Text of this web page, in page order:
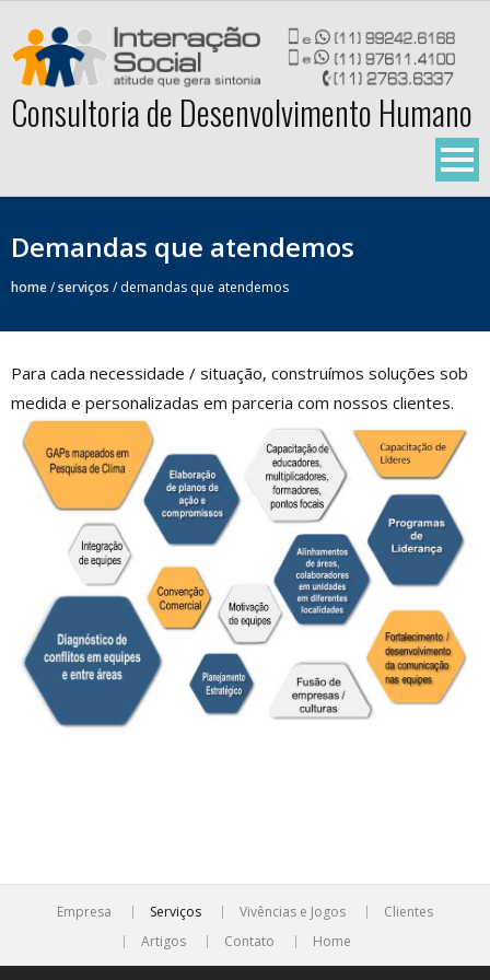
content
Consultoria de Desenvolvimento Humano
Demandas que atendemos
home/serviços /demandas que atendemos
Para cada necessidade / situação, construímos soluções sob
medida e personalizadas em parceria com nossos clientes.
Empresa Serviços Vivências e Jogos
Clientes
Artigos
Contato Home